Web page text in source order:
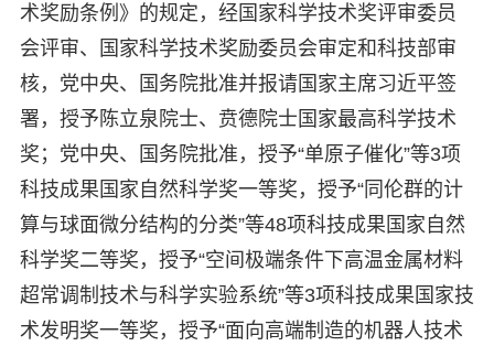
术奖励条例》的规定，经国家科学技术奖评审委员
会评审、国家科学技术奖励委员会审定和科技部审
核，党中央、国务院批准并报请国家主席习近平签
署，授予陈立泉院士、贲德院士国家最高科学技术
奖；党中央、国务院批准，授予“单原子催化”等3项
科技成果国家自然科学奖一等奖，授予“同伦群的计
算与球面微分结构的分类”等48项科技成果国家自然
科学奖二等奖，授予“空间极端条件下高温金属材料
超常调制技术与科学实验系统”等3项科技成果国家技
术发明奖一等奖，授予“面向高端制造的机器人技术